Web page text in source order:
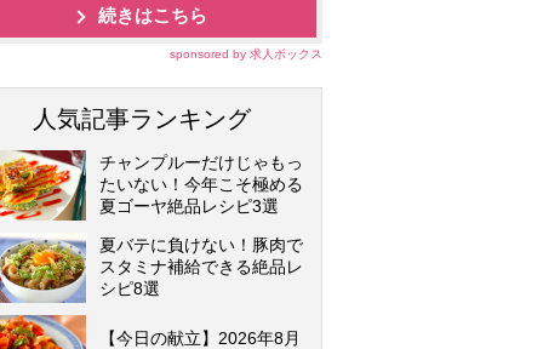
続きはこちら
sponsored by 求人ボックス
人気記事ランキング
チャンプルーだけじゃもっ
たいない！今年こそ極める
夏ゴーヤ絶品レシピ3選
夏バテに負けない！豚肉で
スタミナ補給できる絶品レ
シピ8選
【今日の献立】2026年8月